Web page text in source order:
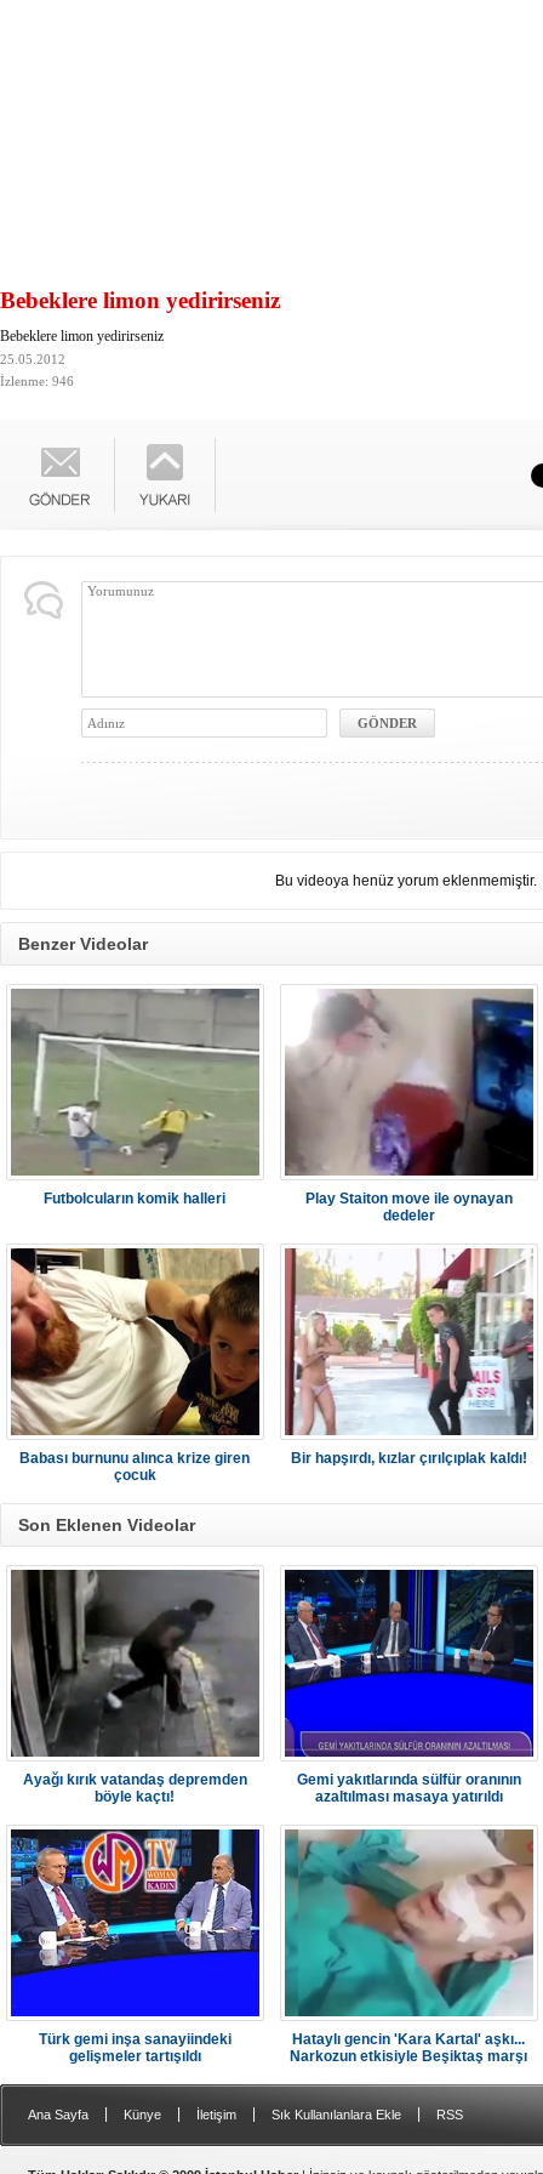
Bebeklere limon yedirirseniz
Bebeklere limon yedirirseniz
25.05.2012
İzlenme: 946
Bu videoya henüz yorum eklenmemiştir.
Benzer Videolar
Futbolcuların komik halleri
Play Staiton move ile oynayan
dedeler
Babası burnunu alınca krize giren
çocuk
Bir hapşırdı, kızlar çırılçıplak kaldı!
Son Eklenen Videolar
Ayağı kırık vatandaş depremden
böyle kaçtı!
Gemi yakıtlarında sülfür oranının
azaltılması masaya yatırıldı
Türk gemi inşa sanayiindeki
gelişmeler tartışıldı
Hataylı gencin 'Kara Kartal' aşkı...
Narkozun etkisiyle Beşiktaş marşı
Ana Sayfa Künye İletişim Sık Kullanılanlara Ekle RSS